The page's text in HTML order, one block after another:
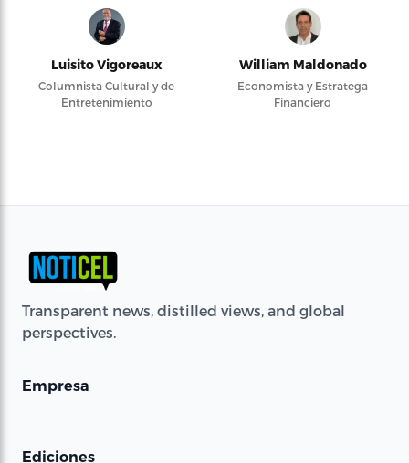
Luisito Vigoreaux
Columnista Cultural y de
Entretenimiento
William Maldonado
Economista y Estratega
Financiero
Transparent news, distilled views, and global
perspectives.
Empresa
Ediciones